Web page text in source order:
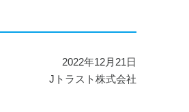
2022年12月21日
Jトラスト株式会社